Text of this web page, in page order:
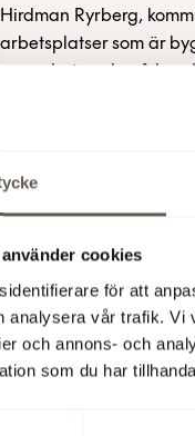
cookies
för att
analysera vår trafik. Vi
och annons- och
som du har
Hirdman Ryrberg,
arbetsplatser som är
samarbeta och må
i allt vi gör, säger Klaus
vår hyresgäst så tidigt
Inreder
SEB kommer inte att